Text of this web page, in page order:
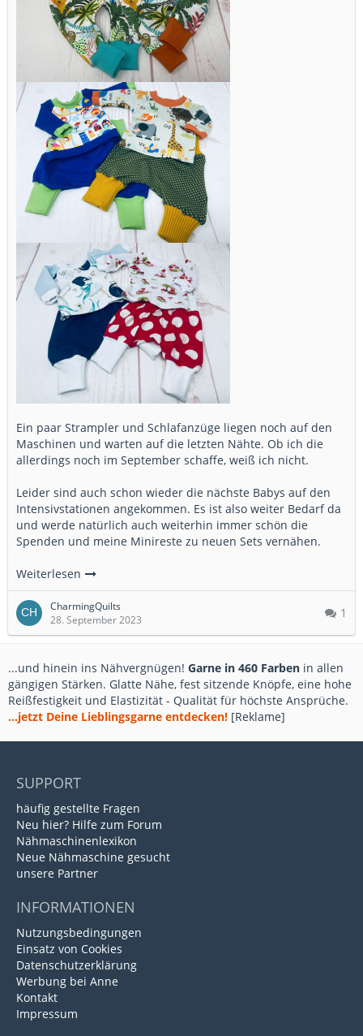
Ein paar Strampler und Schlafanzüge liegen noch auf den
Maschinen und warten auf die letzten Nähte. Ob ich die
allerdings noch im September schaffe, weiß ich nicht.
Leider sind auch schon wieder die nächste Babys auf den
Intensivstationen angekommen. Es ist also weiter Bedarf da
und werde natürlich auch weiterhin immer schön die
Spenden und meine Minireste zu neuen Sets vernähen.
Weiterlesen
CharmingQuilts
28. September 2023
1
...und hinein ins Nähvergnügen! Garne in 460 Farben in allen
gängigen Stärken. Glatte Nähe, fest sitzende Knöpfe, eine hohe
Reißfestigkeit und Elastizität - Qualität für höchste Ansprüche.
...jetzt Deine Lieblingsgarne entdecken! [Reklame]
SUPPORT
häufig gestellte Fragen
Neu hier? Hilfe zum Forum
Nähmaschinenlexikon
Neue Nähmaschine gesucht
unsere Partner
INFORMATIONEN
Nutzungsbedingungen
Einsatz von Cookies
Datenschutzerklärung
Werbung bei Anne
Kontakt
Impressum